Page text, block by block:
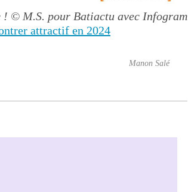
! © M.S. pour Batiactu avec Infogram
attractif en 2024
Manon Salé